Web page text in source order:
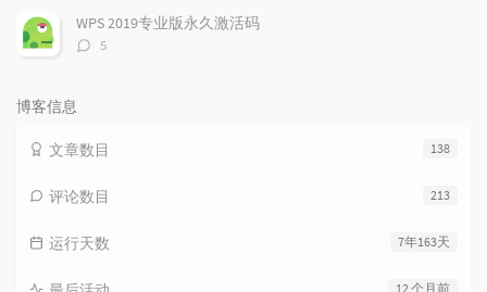
数：
WPS 2019专业版永久激活码
评
5
博客信息
138
文章数目
213
评论数目
7年163天
运行天数
12 个月前